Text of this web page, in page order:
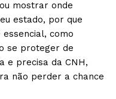
mostrar onde
estado, por que
como
se proteger de
e precisa da CNH,
não perder a chance